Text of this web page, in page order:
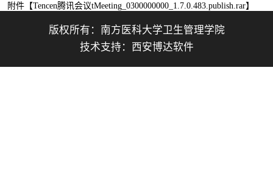
附件【Tencen腾讯会议tMeeting_0300000000_1.7.0.483.publish.rar】
版权所有： 南方医科大学卫生管理学院
技术支持： 西安博达软件